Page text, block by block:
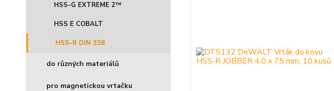
HSS-G EXTREME 2™
HSS E COBALT
HSS-R DIN 338
do různých materiálů
pro magnetickou vrtačku